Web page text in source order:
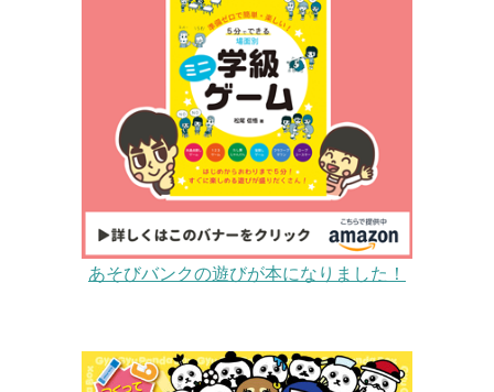
あそびバンクの遊びが本になりました！